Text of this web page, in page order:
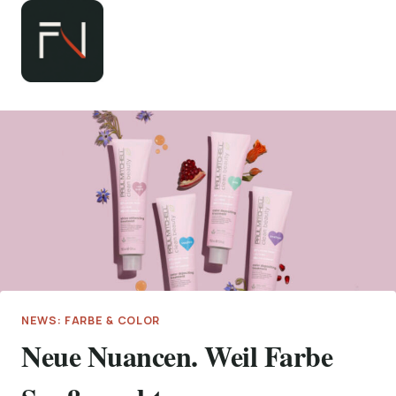
Zum
springen
NEWS: FARBE & COLOR
Neue Nuancen. Weil Farbe